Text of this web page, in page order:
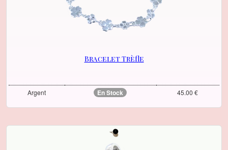
Bracelet Trèfle
Argent En Stock 45.00 €